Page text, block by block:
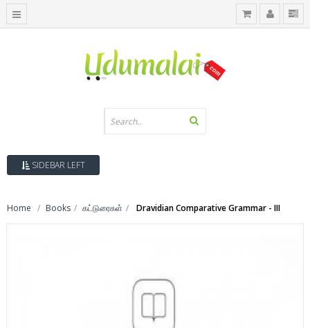
SIDEBAR LEFT
Home Books கட்டுரைகள் Dravidian Comparative Grammar - III